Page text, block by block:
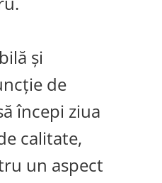
și
de
începi ziua
calitate,
un aspect